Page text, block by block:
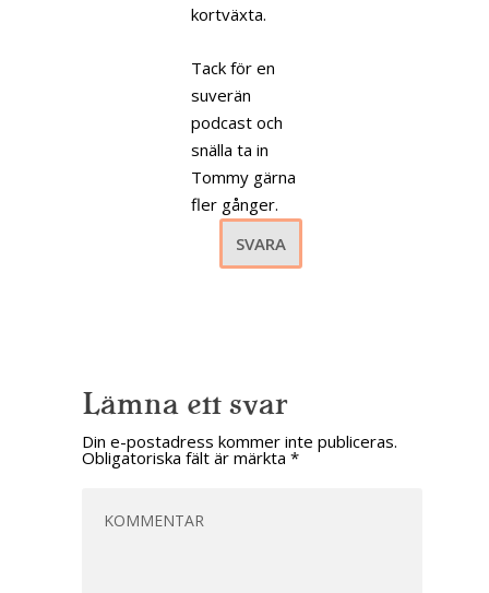
kortväxta.
Tack för en
suverän
podcast och
snälla ta in
Tommy gärna
fler gånger.
SVARA
Lämna ett svar
Din e-postadress kommer inte publiceras.
Obligatoriska fält är märkta *